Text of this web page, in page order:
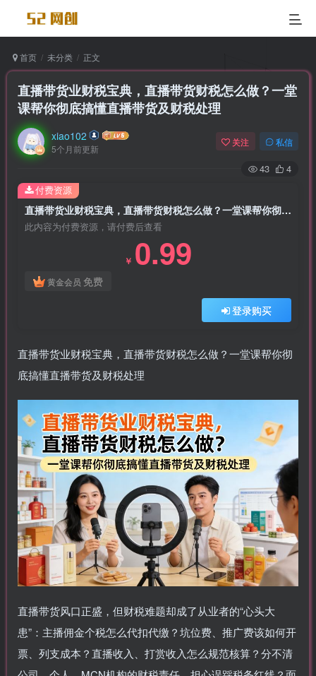
首页 未分类 正文
直播带货业财税宝典，直播带货财税怎么做？一堂
课帮你彻底搞懂直播带货及财税处理
xiao102
5个月前更新
关注 私信
43 4
直播带货业财税宝典，直播带货财税怎么做？一堂课帮你彻底搞懂直播带货及财税处理
此内容为付费资源，请付费后查看
￥ 0.99
黄金会员 免费
登录购买
付费资源
直播带货业财税宝典，直播带货财税怎么做？一堂课帮你彻
底搞懂直播带货及财税处理
直播带货风口正盛，但财税难题却成了从业者的“心头大
患”：主播佣金个税怎么代扣代缴？坑位费、推广费该如何开
票、列支成本？直播收入、打赏收入怎么规范核算？分不清